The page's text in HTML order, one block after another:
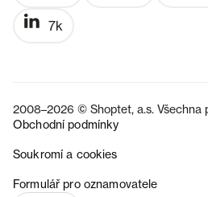
7k
2008–2026 © Shoptet, a.s. Všechna
Obchodní podmínky
Soukromí a cookies
Formulář pro oznamovatele